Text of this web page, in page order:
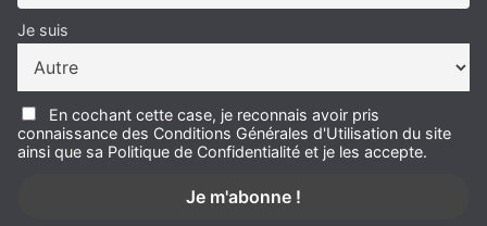
Je suis
En cochant cette case, je reconnais avoir pris
connaissance des Conditions Générales d'Utilisation du site
ainsi que sa Politique de Confidentialité et je les accepte.